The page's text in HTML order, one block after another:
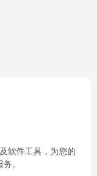
软件工具，为您的
。